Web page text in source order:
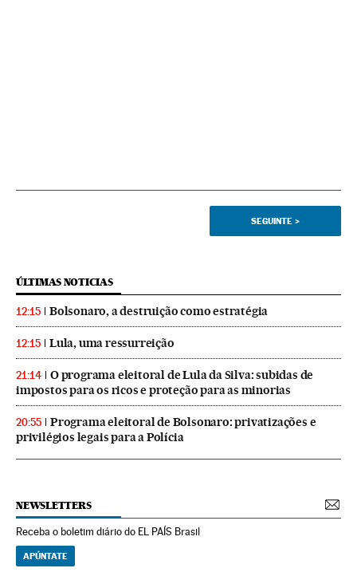
SEGUINTE >
ÚLTIMAS NOTICIAS
12:15 Bolsonaro, a destruição como estratégia
12:15 Lula, uma ressurreição
21:14
O programa eleitoral de Lula da Silva: subidas de
impostos para os ricos e proteção para as minorias
20:55
Programa eleitoral de Bolsonaro: privatizações e
privilégios legais para a Polícia
NEWSLETTERS
Receba o boletim diário do EL PAÍS Brasil
APÚNTATE